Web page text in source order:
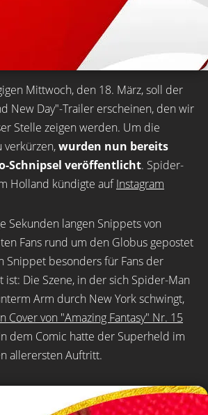
Mittwoch, den 18. März, soll der
New Day"-Trailer erscheinen, den wir
Stelle zeigen werden. Um die
verkürzen,wurden nun bereits
Schnipsel veröffentlicht. Spider-
Holland kündigte aufInstagram
Sekunden langen Snippets von
Fans rund um den Globus gepostet
Snippet besonders für Fans der
ist: Die Szene, in der sich Spider-Man
Arm durch New York schwingt,
Cover von "Amazing Fantasy" Nr. 15
dem Comic hatte der Superheld im
allerersten Auftritt.